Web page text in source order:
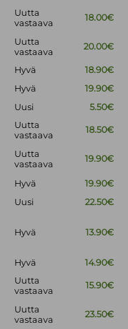
Uutta
vastaava
18.00€
Uutta
vastaava
20.00€
Hyvä
18.90€
Hyvä
19.90€
Uusi 5.50€
Uutta
vastaava
18.50€
Uutta
vastaava
19.90€
Hyvä
19.90€
Uusi
22.50€
Hyvä 13.90€
Hyvä 14.90€
Uutta
vastaava
15.90€
Uutta
vastaava
23.50€